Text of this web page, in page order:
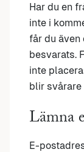
Har du en
inte i
får du
besvarats.
inte
blir
Lämna
E-